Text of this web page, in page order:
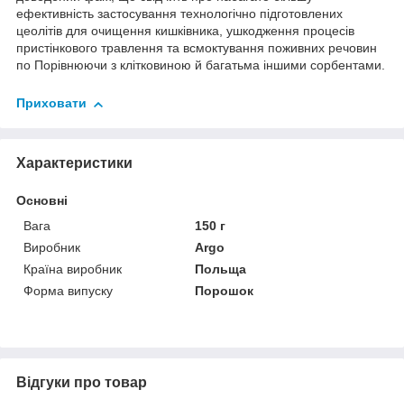
ефективність застосування технологічно підготовлених
цеолітів для очищення кишківника, ушкодження процесів
пристінкового травлення та всмоктування поживних речовин
по Порівнюючи з клітковиною й багатьма іншими сорбентами.
Приховати
Характеристики
Основні
Вага
150 г
Виробник
Argo
Країна виробник
Польща
Форма випуску
Порошок
Відгуки про товар